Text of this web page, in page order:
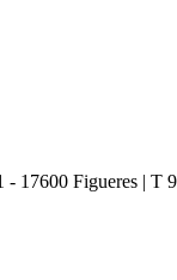
- 17600 Figueres |